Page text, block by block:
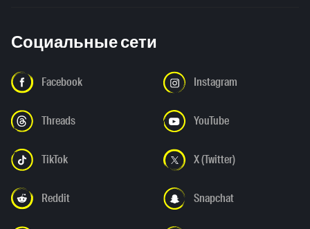
Социальные сети
Facebook Instagram
Threads YouTube
TikTok X (Twitter)
Reddit Snapchat